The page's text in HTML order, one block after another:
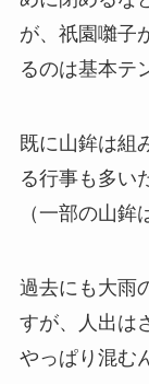
が、祇園囃子
るのは基本テ
既に山鉾は組
る行事も多い
（一部の山鉾
過去にも大雨
すが、人出は
やっぱり混む